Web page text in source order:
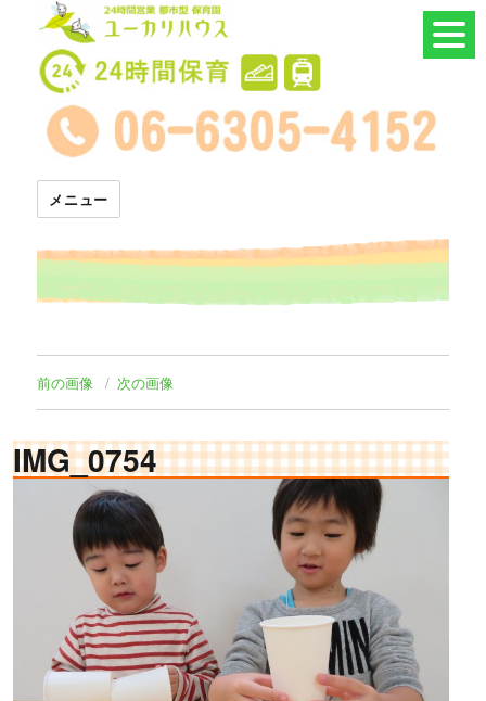
24時間託児所 ユーカリハウス
メニュー
前の画像 次の画像
IMG_0754